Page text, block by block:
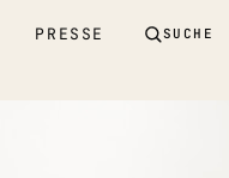
PRESSE SUCHE